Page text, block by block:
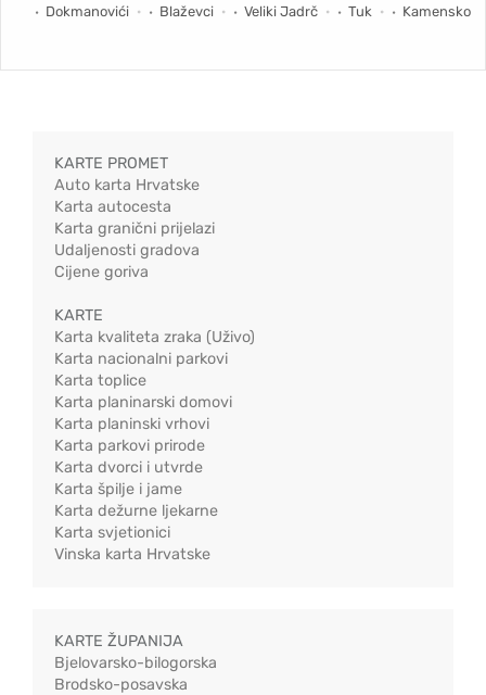
Dokmanovići
Blaževci Veliki Jadrč Tuk Kamensko
KARTE PROMET
Auto karta Hrvatske
Karta autocesta
Karta granični prijelazi
Udaljenosti gradova
Cijene goriva
KARTE
Karta kvaliteta zraka (Uživo)
Karta nacionalni parkovi
Karta toplice
Karta planinarski domovi
Karta planinski vrhovi
Karta parkovi prirode
Karta dvorci i utvrde
Karta špilje i jame
Karta dežurne ljekarne
Karta svjetionici
Vinska karta Hrvatske
KARTE ŽUPANIJA
Bjelovarsko-bilogorska
Brodsko-posavska